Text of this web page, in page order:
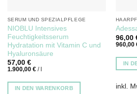
SERUM UND SPEZIALPFLEGE
NIOBLU Intensives
Feuchtigkeitsserum
Hydratation mit Vitamin C und
Hyaluronsäure
57,00 €
1.900,00 €/
IN DEN WARENKORB
96,00
960,00
IN
inkl.